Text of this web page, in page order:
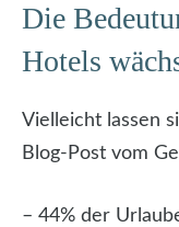
Die
Hotels
Vielleicht lassen
Blog-Post vom
– 44% der